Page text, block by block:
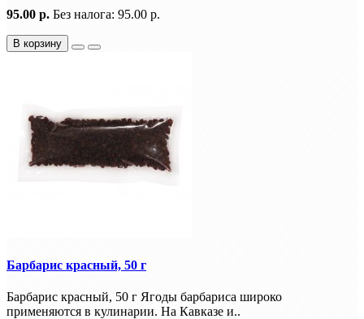
95.00 р. Без налога: 95.00 р.
В корзину
Барбарис красный, 50 г
Барбарис красный, 50 г Ягоды барбариса широко
применяются в кулинарии. На Кавказе и..